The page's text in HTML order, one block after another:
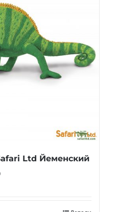
Ltd Йеменский